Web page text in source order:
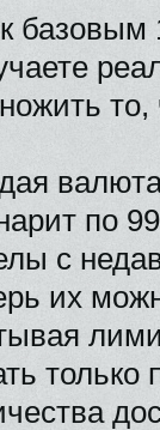
базовым
то,
по
с
их
только